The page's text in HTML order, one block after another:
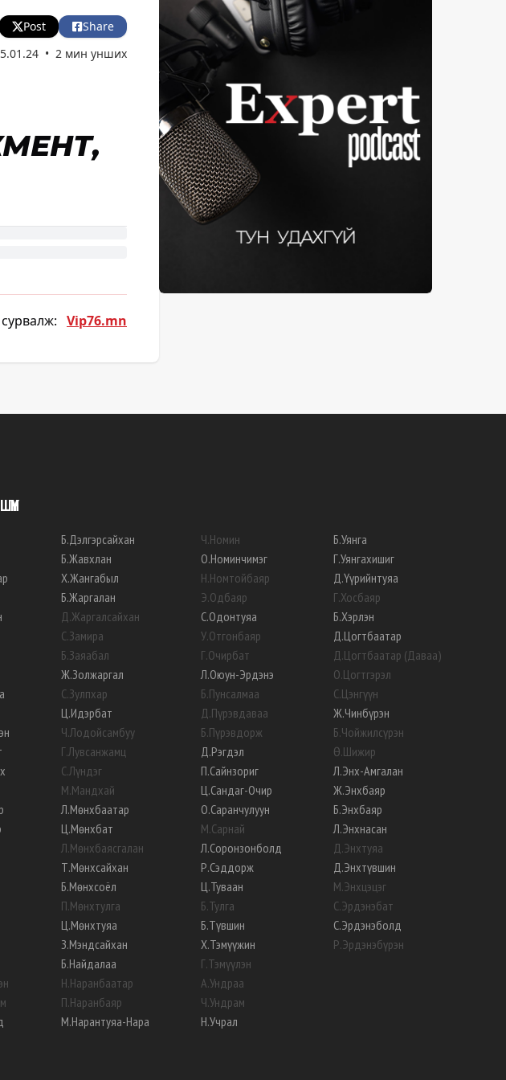
Post
Share
• 2 мин унших
Vip76.mn
Б.Дэлгэрсайхан
Б.Жавхлан
Х.Жангабыл
Б.Жаргалан
Д.Жаргалсайхан
С.Замира
Б.Заяабал
Ж.Золжаргал
С.Зулпхар
Ц.Идэрбат
Ч.Лодойсамбуу
Г.Лувсанжамц
С.Лүндэг
М.Мандхай
Л.Мөнхбаатар
Ц.Мөнхбат
Л.Мөнхбаясгалан
Т.Мөнхсайхан
Б.Мөнхсоёл
П.Мөнхтулга
Ц.Мөнхтуяа
З.Мэндсайхан
Б.Найдалаа
Н.Наранбаатар
П.Наранбаяр
М.Нарантуяа-Нара
Ч.Номин
О.Номинчимэг
Н.Номтойбаяр
Э.Одбаяр
С.Одонтуяа
У.Отгонбаяр
Г.Очирбат
Л.Оюун-Эрдэнэ
Б.Пунсалмаа
Д.Пүрэвдаваа
Б.Пүрэвдорж
Д.Рэгдэл
П.Сайнзориг
Ц.Сандаг-Очир
О.Саранчулуун
М.Сарнай
Л.Соронзонболд
Р.Сэддорж
Ц.Туваан
Б.Тулга
Б.Түвшин
Х.Тэмүүжин
Г.Тэмүүлэн
А.Ундраа
Ч.Ундрам
Н.Учрал
Б.Уянга
Г.Уянгахишиг
Д.Үүрийнтуяа
Г.Хосбаяр
Б.Хэрлэн
Д.Цогтбаатар
Д.Цогтбаатар (Даваа)
О.Цогтгэрэл
С.Цэнгүүн
Ж.Чинбүрэн
Б.Чойжилсүрэн
Ө.Шижир
Л.Энх-Амгалан
Ж.Энхбаяр
Б.Энхбаяр
Л.Энхнасан
Д.Энхтуяа
Д.Энхтүвшин
М.Энхцэцэг
С.Эрдэнэбат
С.Эрдэнэболд
Р.Эрдэнэбүрэн